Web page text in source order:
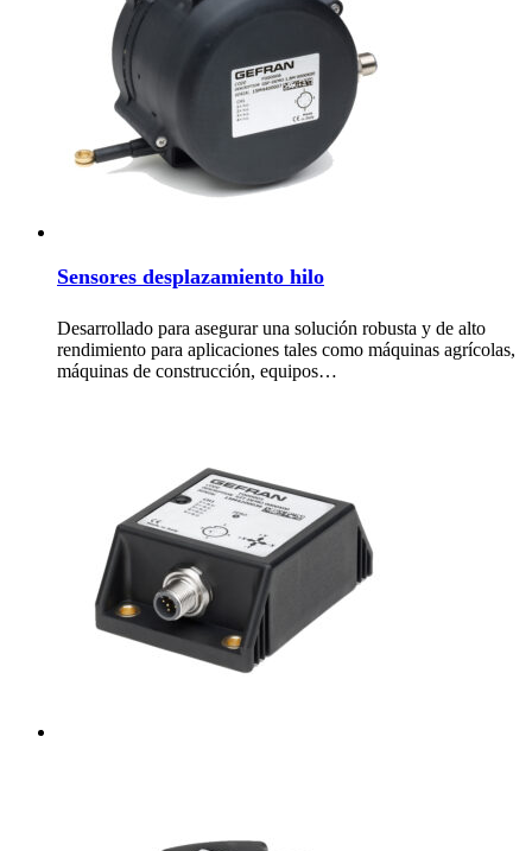
Sensores desplazamiento hilo
Desarrollado para asegurar una solución robusta y de alto
rendimiento para aplicaciones tales como máquinas agrícolas,
máquinas de construcción, equipos…